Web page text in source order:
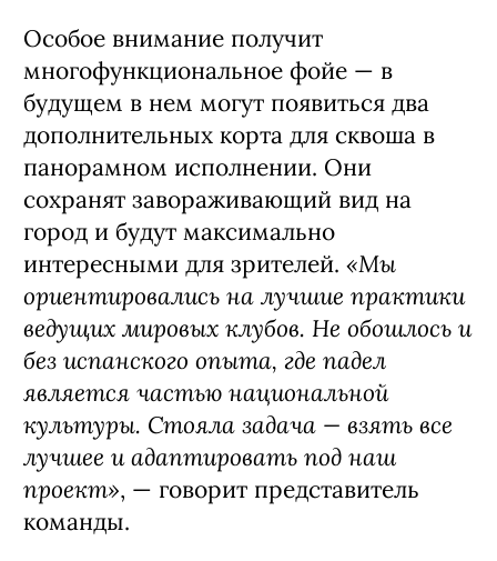
Особое внимание получит
многофункциональное фойе — в
будущем в нем могут появиться два
дополнительных корта для сквоша в
панорамном исполнении. Они
сохранят завораживающий вид на
город и будут максимально
интересными для зрителей. «Мы
ориентировались на лучшие практики
ведущих мировых клубов. Не обошлось и
без испанского опыта, где падел
является частью национальной
культуры. Стояла задача — взять все
лучшее и адаптировать под наш
проект», — говорит представитель
команды.